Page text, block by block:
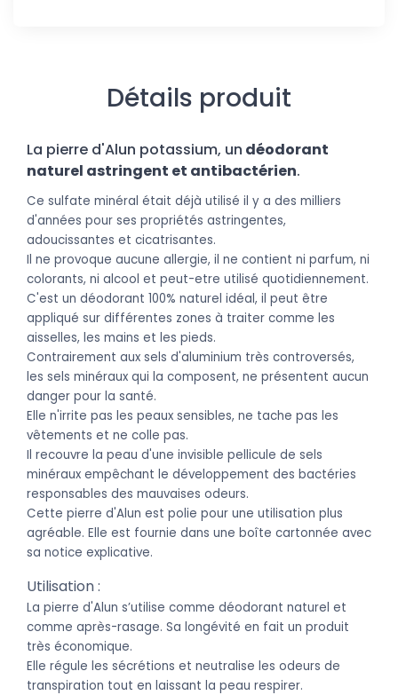
Détails produit
La pierre d'Alun potassium, un déodorant
naturel astringent et antibactérien.
Ce sulfate minéral était déjà utilisé il y a des milliers
d'années pour ses propriétés astringentes,
adoucissantes et cicatrisantes.
Il ne provoque aucune allergie, il ne contient ni parfum, ni
colorants, ni alcool et peut-etre utilisé quotidiennement.
C'est un déodorant 100% naturel idéal, il peut être
appliqué sur différentes zones à traiter comme les
aisselles, les mains et les pieds.
Contrairement aux sels d'aluminium très controversés,
les sels minéraux qui la composent, ne présentent aucun
danger pour la santé.
Elle n'irrite pas les peaux sensibles, ne tache pas les
vêtements et ne colle pas.
Il recouvre la peau d'une invisible pellicule de sels
minéraux empêchant le développement des bactéries
responsables des mauvaises odeurs.
Cette pierre d'Alun est polie pour une utilisation plus
agréable. Elle est fournie dans une boîte cartonnée avec
sa notice explicative.
Utilisation :
La pierre d'Alun s’utilise comme déodorant naturel et
comme après-rasage. Sa longévité en fait un produit
très économique.
Elle régule les sécrétions et neutralise les odeurs de
transpiration tout en laissant la peau respirer.